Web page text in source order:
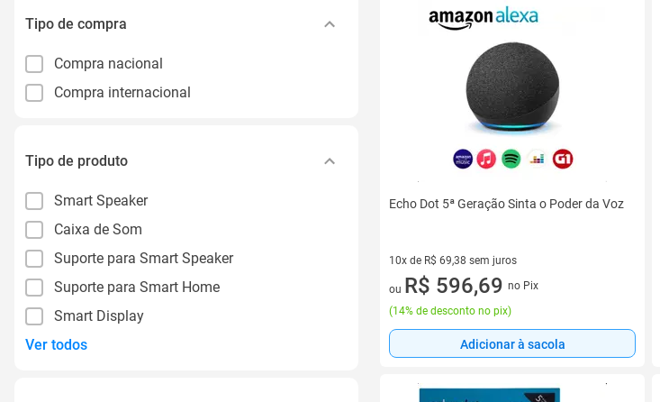
Tipo de compra
Compra nacional
Compra internacional
Tipo de produto
Smart Speaker
Caixa de Som
Suporte para Smart Speaker
Suporte para Smart Home
Smart Display
Ver todos
Echo Dot 5ª Geração Sinta o Poder da Voz
10x de R$ 69,38 sem juros
10 vez de R$ 69,38 sem juros
ou R$ 596,69 no Pix
(14% de desconto no pix)
Adicionar à sacola